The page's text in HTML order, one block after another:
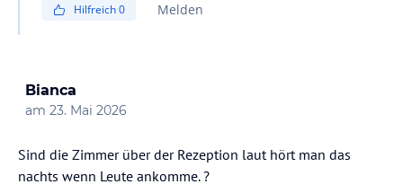
Hilfreich0 Melden
Bianca
am 23. Mai 2026
Sind die Zimmer über der Rezeption laut hört man das
nachts wenn Leute ankomme. ?